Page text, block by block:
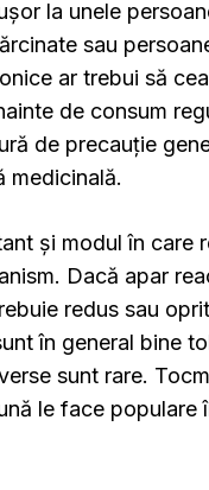
la unele
sau
ar trebui să
de consum
de precauție
medicinală.
și modul în care
Dacă apar
redus sau
în general bine
sunt rare.
le face populare